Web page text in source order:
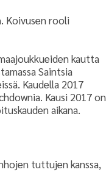
Koivusen rooli
kautta
Saintsia
Kaudella 2017
Kausi 2017 on
aikana.
tuttujen kanssa,